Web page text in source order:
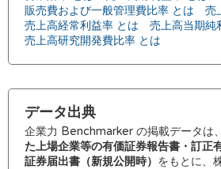
販売費および一般管理費比率 とは
売
売上高経常利益率 とは
売上高当期純
売上高研究開発費比率 とは
データ出典
企業力 Benchmarker の掲載データは、
た上場企業等の有価証券報告書・訂正
証券届出書（新規公開時） をもとに、